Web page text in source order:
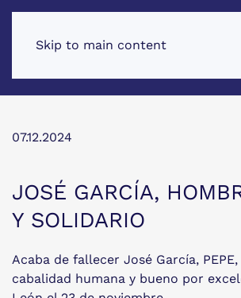
Skip to main content
07.12.2024
JOSÉ GARCÍA,
Y SOLIDARIO
Acaba de fallecer José García,
cabalidad humana y bueno por